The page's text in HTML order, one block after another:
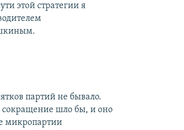
этой стратегии я
партий не бывало.
сокращение шло бы, и оно
микропартии